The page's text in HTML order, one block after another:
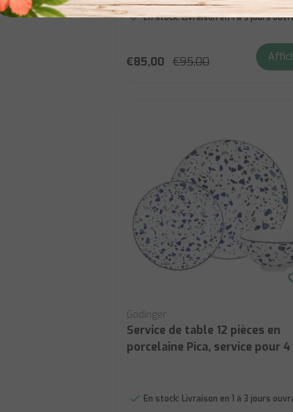
En stock:Livraison en 1 à 3 jours
€85,00 €95,00
Godinger
Service de table 12 pièces en
porcelaine Pica, service pour 4
En stock: Livraison en 1 à 3 jours